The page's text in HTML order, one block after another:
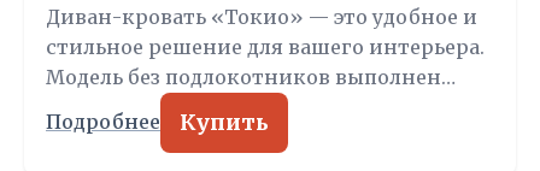
Диван-кровать «Токио» — это удобное и
стильное решение для вашего интерьера.
Модель без подлокотников выполнен…
Подробнее Купить